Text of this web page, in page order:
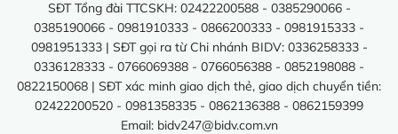
SĐT Tổng đài TTCSKH: 02422200588 - 0385290066 -
0385190066 - 0981910333 - 0866200333 - 0981915333 -
0981951333 | SĐT gọi ra từ Chi nhánh BIDV: 0336258333 -
0336128333 - 0766069388 - 0766056388 - 0852198088 -
0822150068 | SĐT xác minh giao dịch thẻ, giao dịch chuyển tiền:
02422200520 - 0981358335 - 0862136388 - 0862159399
Email: bidv247@bidv.com.vn